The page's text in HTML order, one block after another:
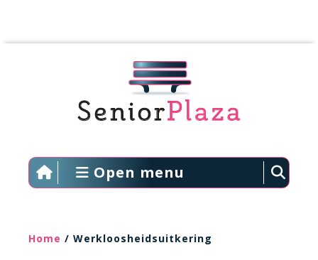
Open menu
Home / Werkloosheidsuitkering